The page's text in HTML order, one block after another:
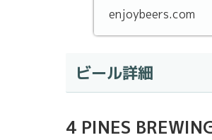
enjoybeers.com
ビール詳細
4 PINES